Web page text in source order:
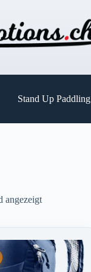
Stand Up Paddling
angezeigt